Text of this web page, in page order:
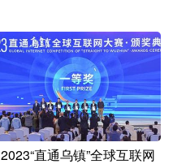
黑龙江
Français عربى
2023“直通乌镇”全球互联网